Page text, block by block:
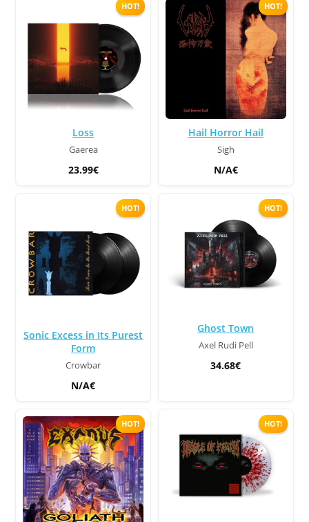
HOT!
Loss
Gaerea
23.99€
HOT!
Hail Horror Hail
Sigh
N/A€
HOT!
Sonic Excess in Its Purest
Form
Crowbar
N/A€
HOT!
Ghost Town
Axel Rudi Pell
34.68€
HOT! HOT!